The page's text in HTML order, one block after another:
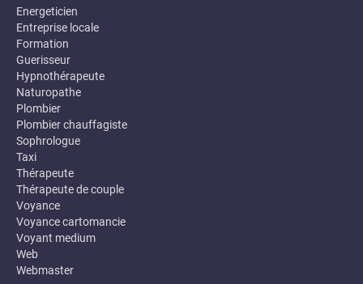
Energeticien
Entreprise locale
Formation
Guerisseur
Hypnothérapeute
Naturopathe
Plombier
Plombier chauffagiste
Sophrologue
Taxi
Thérapeute
Thérapeute de couple
Voyance
Voyance cartomancie
Voyant medium
Web
Webmaster